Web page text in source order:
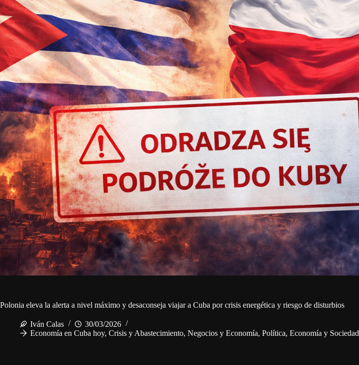
Polonia eleva la alerta a nivel máximo y desaconseja viajar a Cuba por crisis energética y riesgo de disturbios
Iván Calas
30/03/2026
Economía en Cuba hoy, Crisis y Abastecimiento, Negocios y Economía, Política, Economía y Sociedad